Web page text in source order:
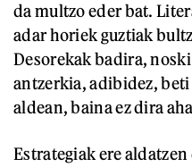
da multzo eder bat.
adar horiek guztiak
Desorekak badira,
antzerkia, adibidez,
aldean, baina ez dira
Estrategiak ere